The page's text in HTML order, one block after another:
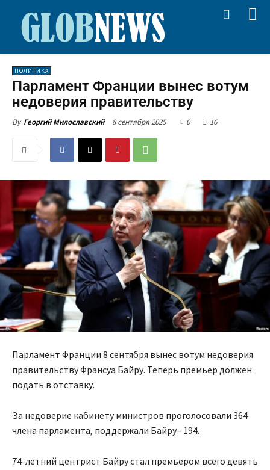
ПОЛИТИКА
Парламент Франции вынес вотум
недоверия правительству
By Георгий Милославский 8 сентября 2025 0 16
Парламент Франции 8 сентября вынес вотум недоверия
правительству Франсуа Байру. Теперь премьер должен
подать в отставку.
За недоверие кабинету министров проголосовали 364
члена парламента, поддержали Байру– 194.
74-летний центрист Байру стал премьером всего девять